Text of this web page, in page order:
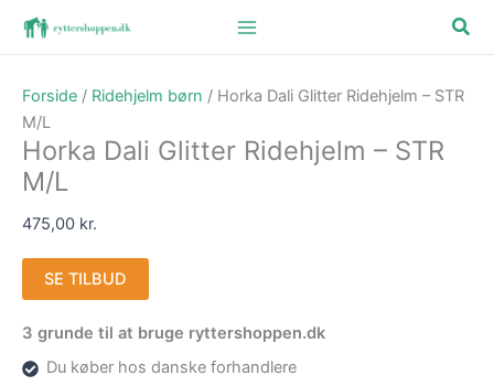
Søg
Forside / Ridehjelm børn / Horka Dali Glitter Ridehjelm – STR
M/L
Horka Dali Glitter Ridehjelm – STR
M/L
475,00 kr.
SE TILBUD
3 grunde til at bruge ryttershoppen.dk
Du køber hos danske forhandlere